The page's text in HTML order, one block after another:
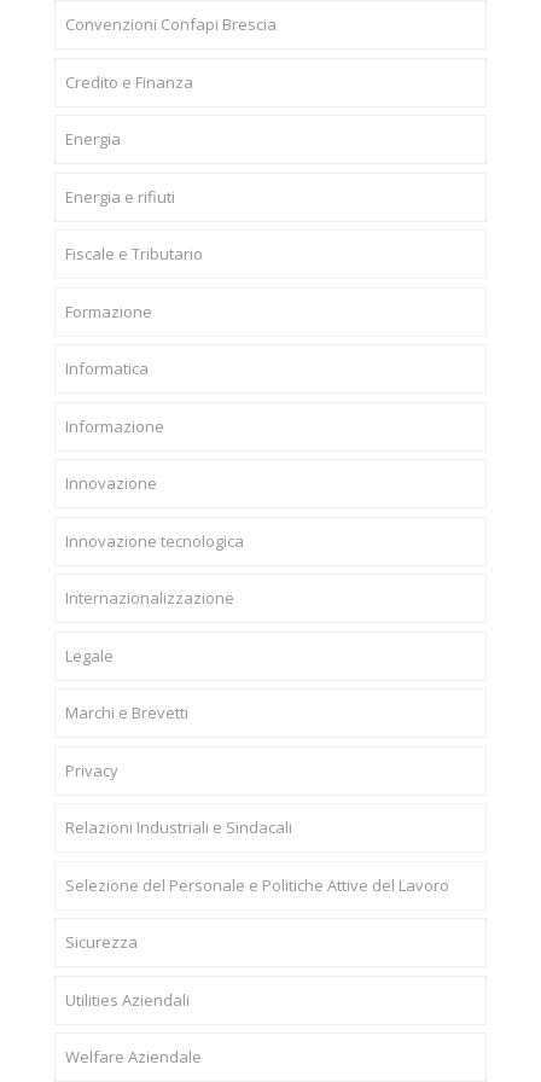
Convenzioni Confapi Brescia
Credito e Finanza
Energia
Energia e rifiuti
Fiscale e Tributario
Formazione
Informatica
Informazione
Innovazione
Innovazione tecnologica
Internazionalizzazione
Legale
Marchi e Brevetti
Privacy
Relazioni Industriali e Sindacali
Selezione del Personale e Politiche Attive del Lavoro
Sicurezza
Utilities Aziendali
Welfare Aziendale